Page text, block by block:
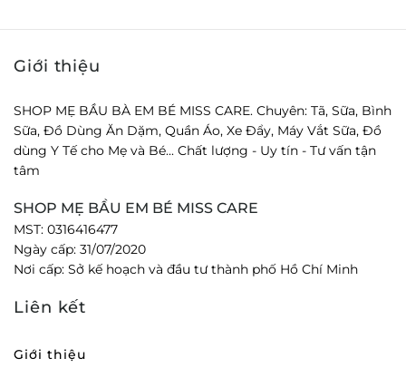
Giới thiệu
SHOP MẸ BẦU BÀ EM BÉ MISS CARE. Chuyên: Tã, Sữa, Bình
Sữa, Đồ Dùng Ăn Dặm, Quần Áo, Xe Đẩy, Máy Vắt Sữa, Đồ
dùng Y Tế cho Mẹ và Bé... Chất lượng - Uy tín - Tư vấn tận
tâm
SHOP MẸ BẦU EM BÉ MISS CARE
MST: 0316416477
Ngày cấp: 31/07/2020
Nơi cấp: Sở kế hoạch và đầu tư thành phố Hồ Chí Minh
Liên kết
Giới thiệu